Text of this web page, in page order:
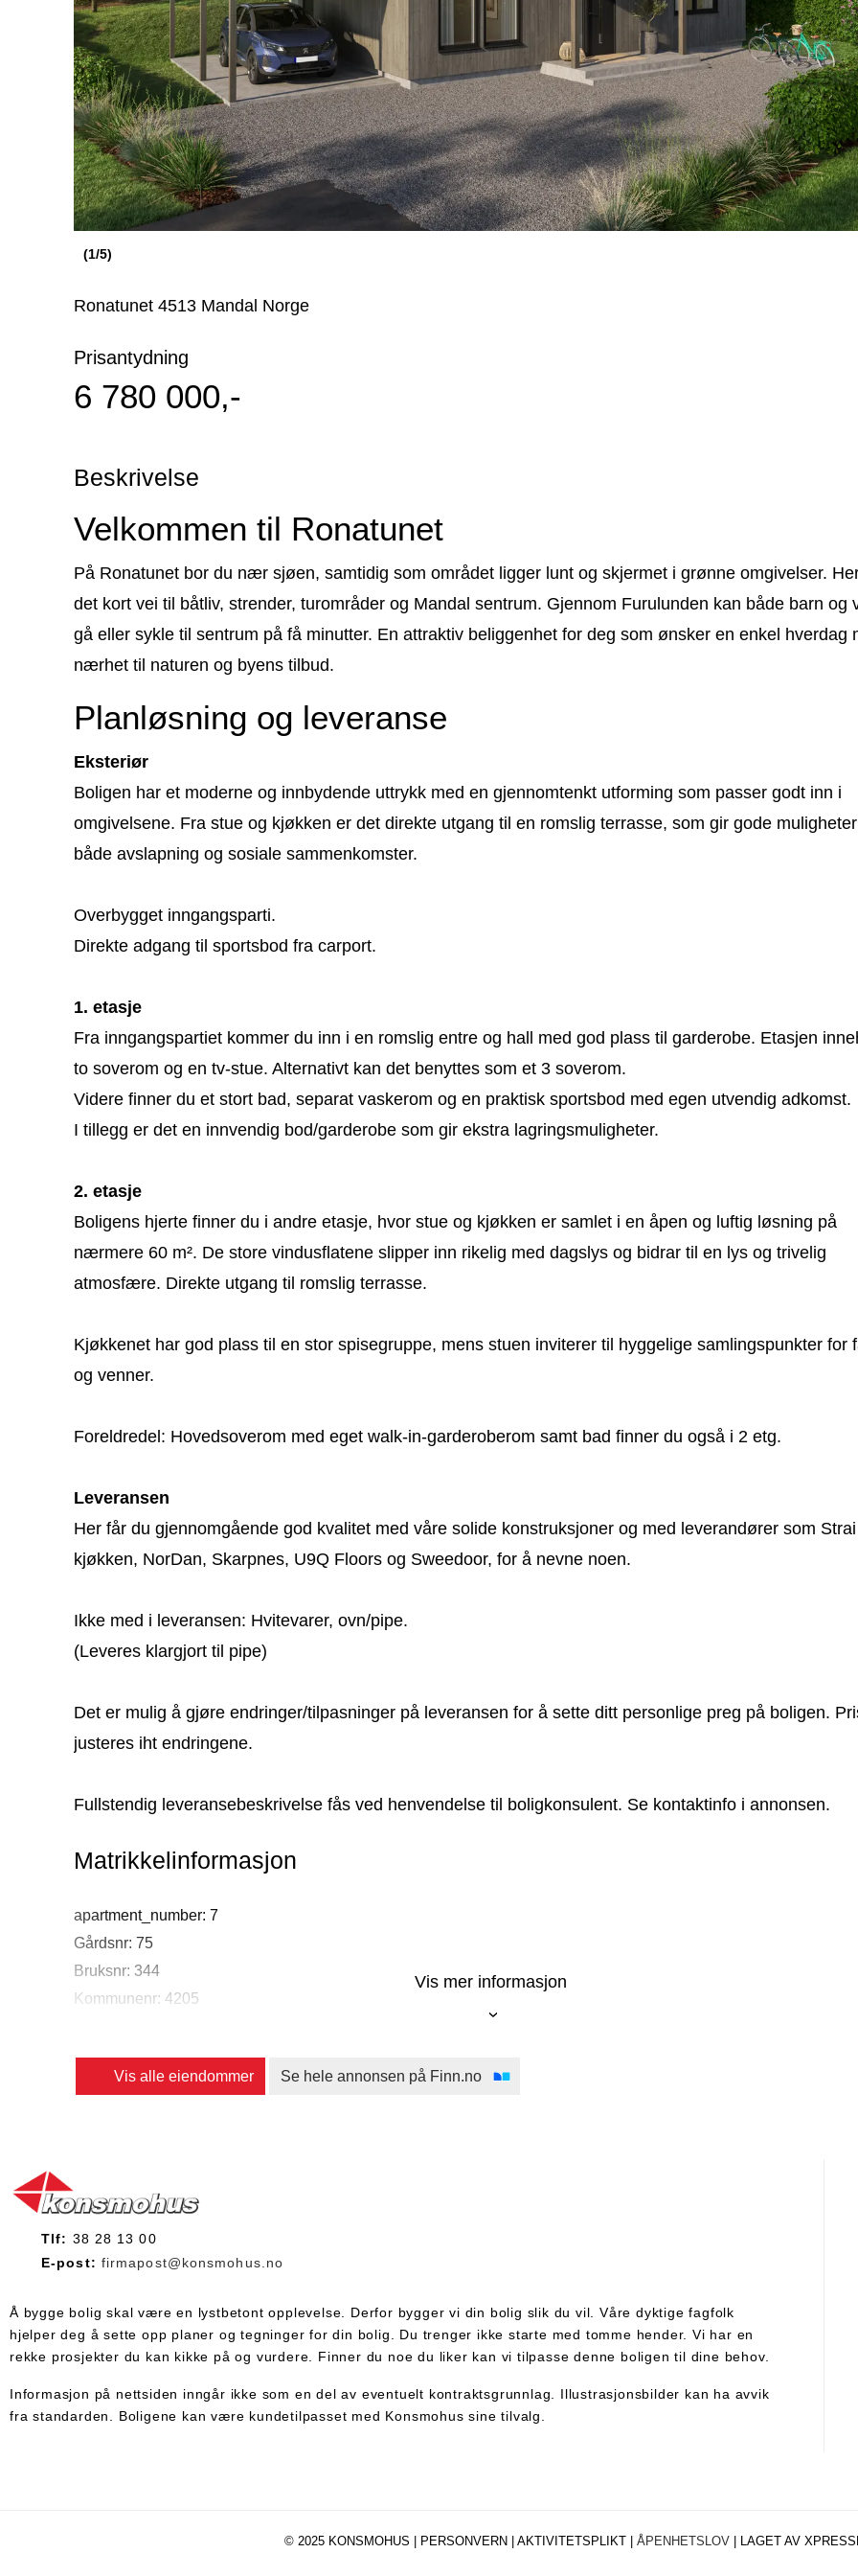
(1/5)
Ronatunet 4513 Mandal Norge
Prisantydning
6 780 000,-
Beskrivelse
Velkommen til Ronatunet
På Ronatunet bor du nær sjøen, samtidig som området ligger lunt og skjermet i grønne omgivelser.
det kort vei til båtliv, strender, turområder og Mandal sentrum. Gjennom Furulunden kan både barn og
gå eller sykle til sentrum på få minutter. En attraktiv beliggenhet for deg som ønsker en enkel hverdag
nærhet til naturen og byens tilbud.
Planløsning og leveranse
Eksteriør
Boligen har et moderne og innbydende uttrykk med en gjennomtenkt utforming som passer godt inn i
omgivelsene. Fra stue og kjøkken er det direkte utgang til en romslig terrasse, som gir gode
både avslapning og sosiale sammenkomster.
Overbygget inngangsparti.
Direkte adgang til sportsbod fra carport.
1. etasje
Fra inngangspartiet kommer du inn i en romslig entre og hall med god plass til garderobe. Etasjen
to soverom og en tv-stue. Alternativt kan det benyttes som et 3 soverom.
Videre finner du et stort bad, separat vaskerom og en praktisk sportsbod med egen utvendig adkomst.
I tillegg er det en innvendig bod/garderobe som gir ekstra lagringsmuligheter.
2. etasje
Boligens hjerte finner du i andre etasje, hvor stue og kjøkken er samlet i en åpen og luftig løsning på
nærmere 60 m². De store vindusflatene slipper inn rikelig med dagslys og bidrar til en lys og trivelig
atmosfære. Direkte utgang til romslig terrasse.
Kjøkkenet har god plass til en stor spisegruppe, mens stuen inviterer til hyggelige samlingspunkter for
og venner.
Foreldredel: Hovedsoverom med eget walk-in-garderoberom samt bad finner du også i 2 etg.
Leveransen
Her får du gjennomgående god kvalitet med våre solide konstruksjoner og med leverandører som Strai
kjøkken, NorDan, Skarpnes, U9Q Floors og Sweedoor, for å nevne noen.
Ikke med i leveransen: Hvitevarer, ovn/pipe.
(Leveres klargjort til pipe)
Det er mulig å gjøre endringer/tilpasninger på leveransen for å sette ditt personlige preg på boligen.
justeres iht endringene.
Fullstendig leveransebeskrivelse fås ved henvendelse til boligkonsulent. Se kontaktinfo i annonsen.
Matrikkelinformasjon
apartment_number: 7
Gårdsnr: 75
Bruksnr: 344
Kommunenr: 4205
Vis mer informasjon
Vis alle eiendommer Se hele annonsen på Finn.no
Tlf: 38 28 13 00
E-post: firmapost@konsmohus.no
Å bygge bolig skal være en lystbetont opplevelse. Derfor bygger vi din bolig slik du vil. Våre dyktige fagfolk
hjelper deg å sette opp planer og tegninger for din bolig. Du trenger ikke starte med tomme hender. Vi har en
rekke prosjekter du kan kikke på og vurdere. Finner du noe du liker kan vi tilpasse denne boligen til dine behov.
Informasjon på nettsiden inngår ikke som en del av eventuelt kontraktsgrunnlag. Illustrasjonsbilder kan ha avvik
fra standarden. Boligene kan være kundetilpasset med Konsmohus sine tilvalg.
© 2025 KONSMOHUS | PERSONVERN | AKTIVITETSPLIKT ÅPENHETSLOV LAGET AV